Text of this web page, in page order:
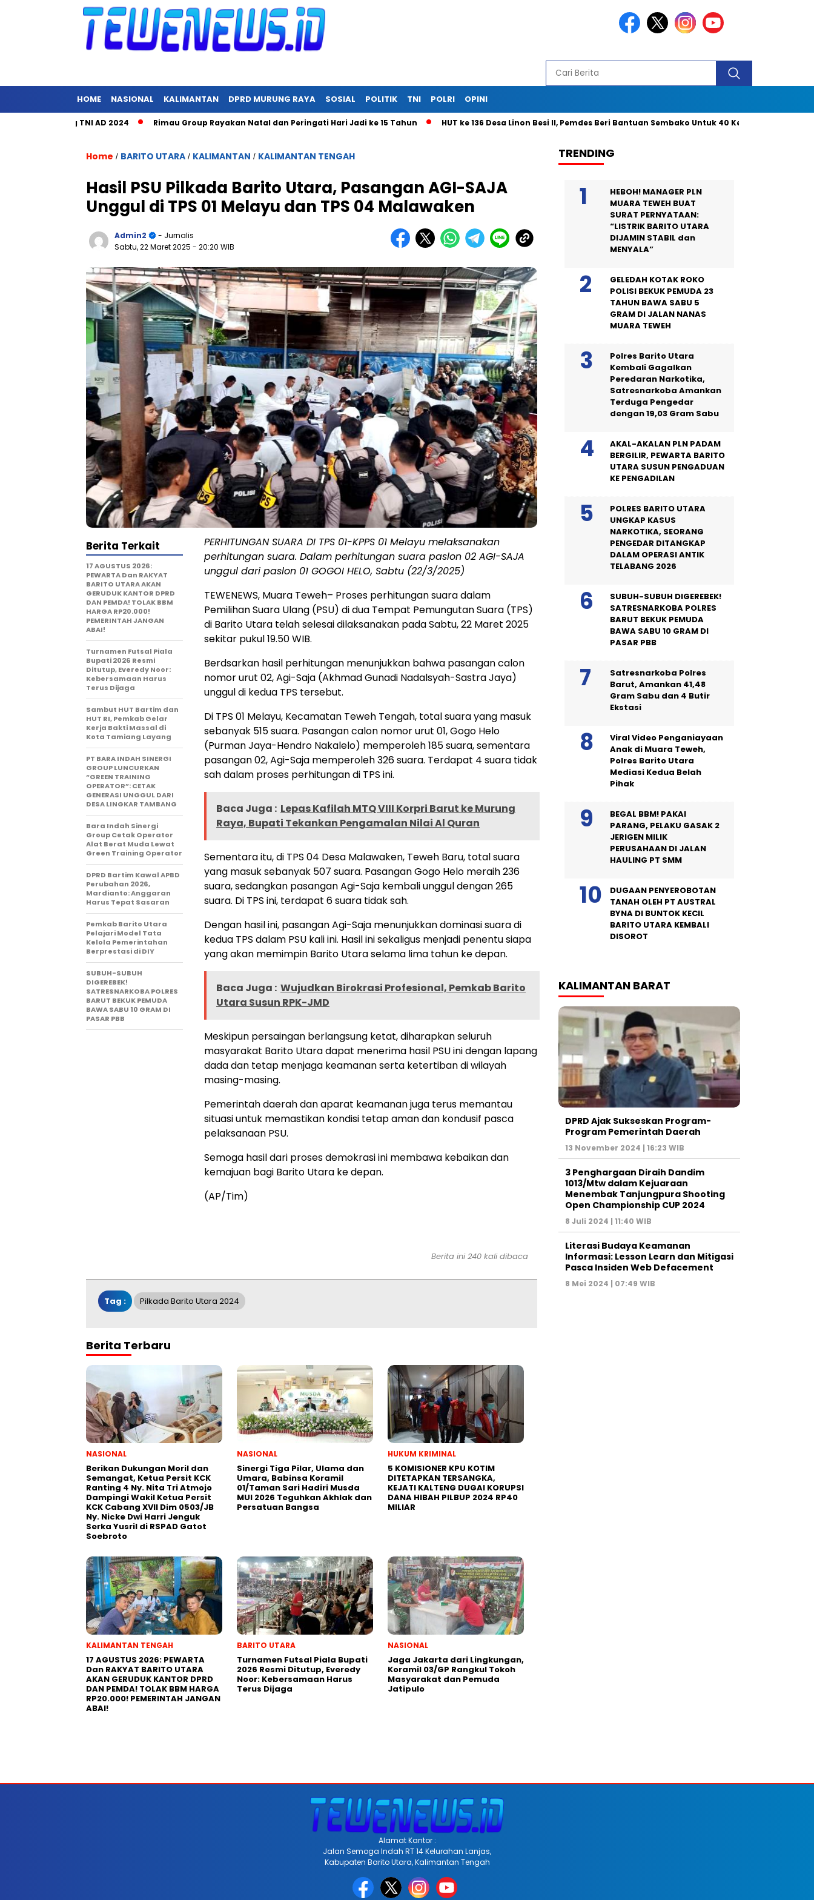
HOME NASIONAL KALIMANTAN DPRD MURUNG RAYA SOSIAL POLITIK TNI POLRI OPINI
Juang TNI AD 2024 Rimau Group Rayakan Natal dan Peringati Hari Jadi ke 15 Tahun HUT ke 136 Desa Linon Besi II, Pemdes Beri Bantuan Sembako Untuk 40 Kepala Keluarga dan 2
Home / BARITO UTARA / KALIMANTAN / KALIMANTAN TENGAH
Hasil PSU Pilkada Barito Utara, Pasangan AGI-SAJA
Unggul di TPS 01 Melayu dan TPS 04 Malawaken
Admin2
- Jurnalis
Sabtu, 22 Maret 2025 - 20:20 WIB
PERHITUNGAN SUARA DI TPS 01-KPPS 01 Melayu melaksanakan
perhitungan suara. Dalam perhitungan suara paslon 02 AGI-SAJA
unggul dari paslon 01 GOGOI HELO, Sabtu (22/3/2025)
TEWENEWS, Muara Teweh– Proses perhitungan suara dalam
Pemilihan Suara Ulang (PSU) di dua Tempat Pemungutan Suara (TPS)
di Barito Utara telah selesai dilaksanakan pada Sabtu, 22 Maret 2025
sekitar pukul 19.50 WIB.
Berdsarkan hasil perhitungan menunjukkan bahwa pasangan calon
nomor urut 02, Agi-Saja (Akhmad Gunadi Nadalsyah-Sastra Jaya)
unggul di kedua TPS tersebut.
Di TPS 01 Melayu, Kecamatan Teweh Tengah, total suara yang masuk
sebanyak 515 suara. Pasangan calon nomor urut 01, Gogo Helo
(Purman Jaya-Hendro Nakalelo) memperoleh 185 suara, sementara
pasangan 02, Agi-Saja memperoleh 326 suara. Terdapat 4 suara tidak
sah dalam proses perhitungan di TPS ini.
Baca Juga : Lepas Kafilah MTQ VIII Korpri Barut ke Murung
Raya, Bupati Tekankan Pengamalan Nilai Al Quran
Sementara itu, di TPS 04 Desa Malawaken, Teweh Baru, total suara
yang masuk sebanyak 507 suara. Pasangan Gogo Helo meraih 236
suara, sedangkan pasangan Agi-Saja kembali unggul dengan 265
suara. Di TPS ini, terdapat 6 suara tidak sah.
Dengan hasil ini, pasangan Agi-Saja menunjukkan dominasi suara di
kedua TPS dalam PSU kali ini. Hasil ini sekaligus menjadi penentu siapa
yang akan memimpin Barito Utara selama lima tahun ke depan.
Baca Juga : Wujudkan Birokrasi Profesional, Pemkab Barito
Utara Susun RPK-JMD
Meskipun persaingan berlangsung ketat, diharapkan seluruh
masyarakat Barito Utara dapat menerima hasil PSU ini dengan lapang
dada dan tetap menjaga keamanan serta ketertiban di wilayah
masing-masing.
Pemerintah daerah dan aparat keamanan juga terus memantau
situasi untuk memastikan kondisi tetap aman dan kondusif pasca
pelaksanaan PSU.
Semoga hasil dari proses demokrasi ini membawa kebaikan dan
kemajuan bagi Barito Utara ke depan.
(AP/Tim)
Berita Terkait
17 AGUSTUS 2026:
PEWARTA Dan RAKYAT
BARITO UTARA AKAN
GERUDUK KANTOR DPRD
DAN PEMDA! TOLAK BBM
HARGA RP20.000!
PEMERINTAH JANGAN
ABAI!
Turnamen Futsal Piala
Bupati 2026 Resmi
Ditutup, Everedy Noor:
Kebersamaan Harus
Terus Dijaga
Sambut HUT Bartim dan
HUT RI, Pemkab Gelar
Kerja Bakti Massal di
Kota Tamiang Layang
PT BARA INDAH SINERGI
GROUP LUNCURKAN
“GREEN TRAINING
OPERATOR”: CETAK
GENERASI UNGGUL DARI
DESA LINGKAR TAMBANG
Bara Indah Sinergi
Group Cetak Operator
Alat Berat Muda Lewat
Green Training Operator
DPRD Bartim Kawal APBD
Perubahan 2026,
Mardianto: Anggaran
Harus Tepat Sasaran
Pemkab Barito Utara
Pelajari Model Tata
Kelola Pemerintahan
Berprestasi di DIY
SUBUH-SUBUH
DIGEREBEK!
SATRESNARKOBA POLRES
BARUT BEKUK PEMUDA
BAWA SABU 10 GRAM DI
PASAR PBB
Berita ini 240 kali dibaca
Tag : Pilkada Barito Utara 2024
Berita Terbaru
NASIONAL
Berikan Dukungan Moril dan
Semangat, Ketua Persit KCK
Ranting 4 Ny. Nita Tri Atmojo
Dampingi Wakil Ketua Persit
KCK Cabang XVII Dim 0503/JB
Ny. Nicke Dwi Harri Jenguk
Serka Yusril di RSPAD Gatot
Soebroto
NASIONAL
Sinergi Tiga Pilar, Ulama dan
Umara, Babinsa Koramil
01/Taman Sari Hadiri Musda
MUI 2026 Teguhkan Akhlak dan
Persatuan Bangsa
HUKUM KRIMINAL
5 KOMISIONER KPU KOTIM
DITETAPKAN TERSANGKA,
KEJATI KALTENG DUGAI KORUPSI
DANA HIBAH PILBUP 2024 RP40
MILIAR
KALIMANTAN TENGAH
17 AGUSTUS 2026: PEWARTA
Dan RAKYAT BARITO UTARA
AKAN GERUDUK KANTOR DPRD
DAN PEMDA! TOLAK BBM HARGA
RP20.000! PEMERINTAH JANGAN
ABAI!
BARITO UTARA
Turnamen Futsal Piala Bupati
2026 Resmi Ditutup, Everedy
Noor: Kebersamaan Harus
Terus Dijaga
NASIONAL
Jaga Jakarta dari Lingkungan,
Koramil 03/GP Rangkul Tokoh
Masyarakat dan Pemuda
Jatipulo
TRENDING
HEBOH! MANAGER PLN
MUARA TEWEH BUAT
SURAT PERNYATAAN:
“LISTRIK BARITO UTARA
DIJAMIN STABIL dan
MENYALA”
GELEDAH KOTAK ROKO
POLISI BEKUK PEMUDA 23
TAHUN BAWA SABU 5
GRAM DI JALAN NANAS
MUARA TEWEH
Polres Barito Utara
Kembali Gagalkan
Peredaran Narkotika,
Satresnarkoba Amankan
Terduga Pengedar
dengan 19,03 Gram Sabu
AKAL-AKALAN PLN PADAM
BERGILIR, PEWARTA BARITO
UTARA SUSUN PENGADUAN
KE PENGADILAN
POLRES BARITO UTARA
UNGKAP KASUS
NARKOTIKA, SEORANG
PENGEDAR DITANGKAP
DALAM OPERASI ANTIK
TELABANG 2026
SUBUH-SUBUH DIGEREBEK!
SATRESNARKOBA POLRES
BARUT BEKUK PEMUDA
BAWA SABU 10 GRAM DI
PASAR PBB
Satresnarkoba Polres
Barut, Amankan 41,48
Gram Sabu dan 4 Butir
Ekstasi
Viral Video Penganiayaan
Anak di Muara Teweh,
Polres Barito Utara
Mediasi Kedua Belah
Pihak
BEGAL BBM! PAKAI
PARANG, PELAKU GASAK 2
JERIGEN MILIK
PERUSAHAAN DI JALAN
HAULING PT SMM
DUGAAN PENYEROBOTAN
TANAH OLEH PT AUSTRAL
BYNA DI BUNTOK KECIL
BARITO UTARA KEMBALI
DISOROT
KALIMANTAN BARAT
DPRD Ajak Sukseskan Program-
Program Pemerintah Daerah
13 November 2024 | 16:23 WIB
3 Penghargaan Diraih Dandim
1013/Mtw dalam Kejuaraan
Menembak Tanjungpura Shooting
Open Championship CUP 2024
8 Juli 2024 | 11:40 WIB
Literasi Budaya Keamanan
Informasi: Lesson Learn dan Mitigasi
Pasca Insiden Web Defacement
8 Mei 2024 | 07:49 WIB
Alamat Kantor :
Jalan Semoga Indah RT 14 Kelurahan Lanjas,
Kabupaten Barito Utara, Kalimantan Tengah